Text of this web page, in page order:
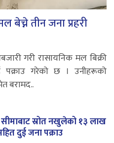
बेच्ने तीन जना प्रहरी
गरी रासायनिक मल बिक्री
पक्राउ गरेको छ । उनीहरूको
बरामद..
सीमाबाट स्रोत नखुलेको १३ लाख
दुई जना पक्राउ